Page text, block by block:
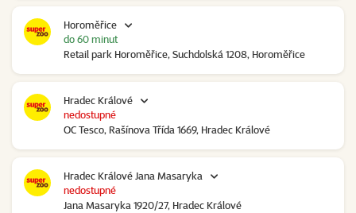
Horoměřice
Retail park Horoměřice, Suchdolská 1208, Horoměřice
do 60 minut
Hradec Králové
OC Tesco, Rašínova Třída 1669, Hradec Králové
nedostupné
Hradec Králové Jana Masaryka
Jana Masaryka 1920/27, Hradec Králové
nedostupné